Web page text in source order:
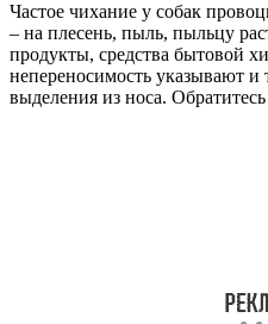
Частое чихание у собак
– на плесень, пыль, пыльцу
продукты, средства бытовой
непереносимость указывают и
выделения из носа.